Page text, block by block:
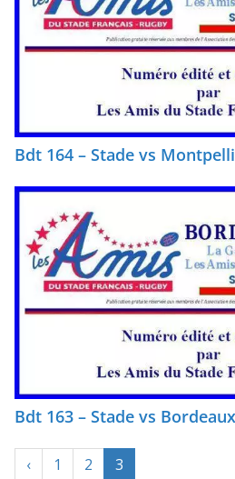
Bdt 164 – Stade vs
Bdt 163 – Stade vs Bordeaux
‹ 1 2 3